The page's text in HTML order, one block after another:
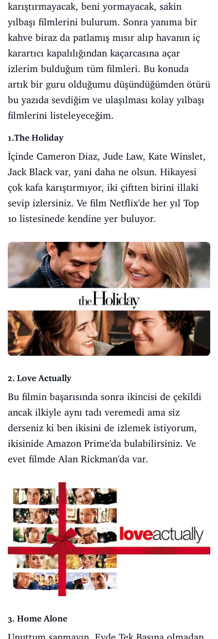
karıştırmayacak, beni yormayacak, sakin
yılbaşı filmlerini bulurum. Sonra yanıma bir
kahve biraz da patlamış mısır alıp havanın iç
karartıcı kapalılığından kaçarcasına açar
izlerim bulduğum tüm filmleri. Bu konuda
artık bir guru olduğumu düşündüğümden ötürü
bu yazıda sevdiğim ve ulaşılması kolay yılbaşı
filmlerini listeleyeceğim.
1.The Holiday
İçinde Cameron Diaz, Jude Law, Kate Winslet,
Jack Black var, yani daha ne olsun. Hikayesi
çok kafa karıştırmıyor, iki çiftten birini illaki
sevip izlersiniz. Ve film Netflix'de her yıl Top
10 listesinede kendine yer buluyor.
2. Love Actually
Bu filmin başarısında sonra ikincisi de çekildi
ancak ilkiyle aynı tadı veremedi ama siz
derseniz ki ben ikisini de izlemek istiyorum,
ikisinide Amazon Prime'da bulabilirsiniz. Ve
evet filmde Alan Rickman'da var.
3. Home Alone